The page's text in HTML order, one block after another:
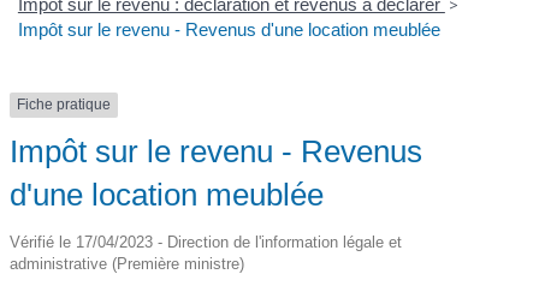
Impôt sur le revenu : déclaration et revenus à déclarer >
Impôt sur le revenu - Revenus d'une location meublée
Fiche pratique
Impôt sur le revenu - Revenus
d'une location meublée
Vérifié le 17/04/2023 - Direction de l'information légale et
administrative (Première ministre)